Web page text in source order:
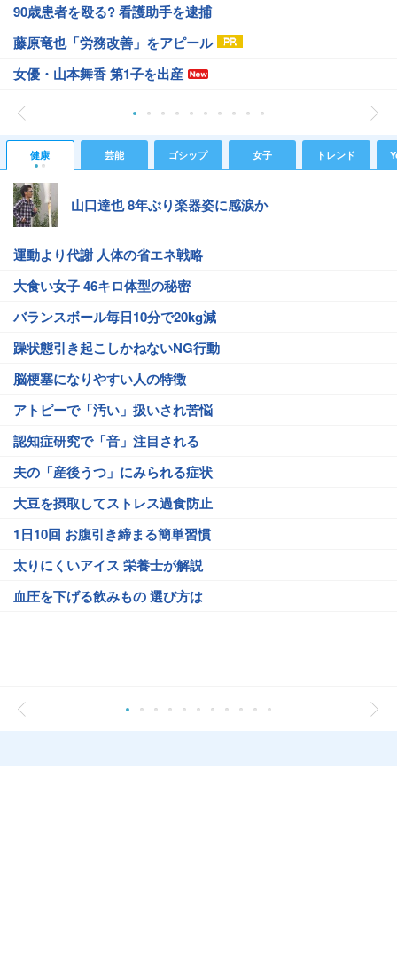
90歳患者を殴る? 看護助手を逮捕
藤原竜也「労務改善」をアピール
女優・山本舞香 第1子を出産
健康 芸能 ゴシップ 女子 トレンド
山口達也 8年ぶり楽器姿に感涙か
運動より代謝 人体の省エネ戦略
大食い女子 46キロ体型の秘密
バランスボール毎日10分で20kg減
躁状態引き起こしかねないNG行動
脳梗塞になりやすい人の特徴
アトピーで「汚い」扱いされ苦悩
認知症研究で「音」注目される
夫の「産後うつ」にみられる症状
大豆を摂取してストレス過食防止
1日10回 お腹引き締まる簡単習慣
太りにくいアイス 栄養士が解説
血圧を下げる飲みもの 選び方は